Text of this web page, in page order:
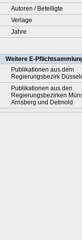
Autoren / Beteiligte
Verlage
Jahre
Weitere E-
Publikationen aus dem
Regierungsbezirk
Publikationen aus den
Regierungsbezirken
Arnsberg und Detmold